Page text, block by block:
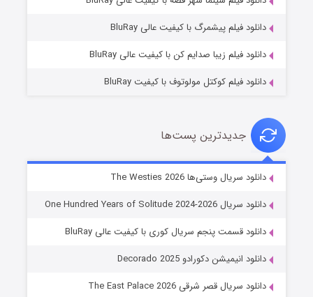
خاندان اژدها فصل ۳
دانلود فیلم پیشمرگ با کیفیت عالی BluRay
دانلود فیلم زیبا صدایم کن با کیفیت عالی BluRay
دانلود فیلم کوکتل مولوتوف با کیفیت BluRay
جدیدترین پست‌ها
دانلود سریال وستی‌ها The Westies 2026
دانلود سریال One Hundred Years of Solitude 2024-2026
دانلود قسمت پنجم سریال کوری با کیفیت عالی BluRay
دانلود انیمیشن دکورادو Decorado 2025
دانلود سریال قصر شرقی The East Palace 2026